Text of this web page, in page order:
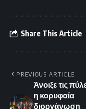
Share This Article
PREVIOUS ARTICLE
Άνοιξε τις
η κορυφαία
διοργάνωση